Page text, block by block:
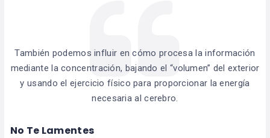
También podemos influir en cómo procesa la información
mediante la concentración, bajando el “volumen” del exterior
y usando el ejercicio físico para proporcionar la energía
necesaria al cerebro.
No Te Lamentes